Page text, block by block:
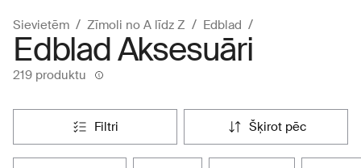
Sievietēm Zīmoli no A līdz Z Edblad
Edblad Aksesuāri
219 produktu
filtri šķirot pēc